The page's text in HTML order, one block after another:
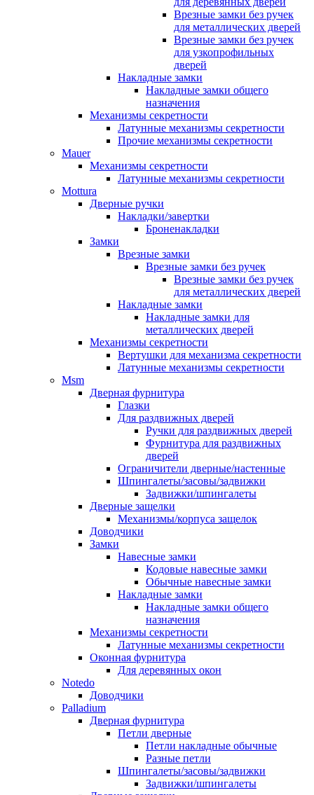
Врезные замки без ручек
для металлических дверей
Врезные замки без ручек
для узкопрофильных
дверей
Накладные замки
Накладные замки общего
назначения
Механизмы секретности
Латунные механизмы секретности
Прочие механизмы секретности
Mauer
Механизмы секретности
Латунные механизмы секретности
Mottura
Дверные ручки
Накладки/завертки
Броненакладки
Замки
Врезные замки
Врезные замки без ручек
Врезные замки без ручек
для металлических дверей
Накладные замки
Накладные замки для
металлических дверей
Механизмы секретности
Вертушки для механизма секретности
Латунные механизмы секретности
Msm
Дверная фурнитура
Глазки
Для раздвижных дверей
Ручки для раздвижных дверей
Фурнитура для раздвижных
дверей
Ограничители дверные/настенные
Шпингалеты/засовы/задвижки
Задвижки/шпингалеты
Дверные защелки
Механизмы/корпуса защелок
Доводчики
Замки
Навесные замки
Кодовые навесные замки
Обычные навесные замки
Накладные замки
Накладные замки общего
назначения
Механизмы секретности
Латунные механизмы секретности
Оконная фурнитура
Для деревянных окон
Notedo
Доводчики
Palladium
Дверная фурнитура
Петли дверные
Петли накладные обычные
Разные петли
Шпингалеты/засовы/задвижки
Задвижки/шпингалеты